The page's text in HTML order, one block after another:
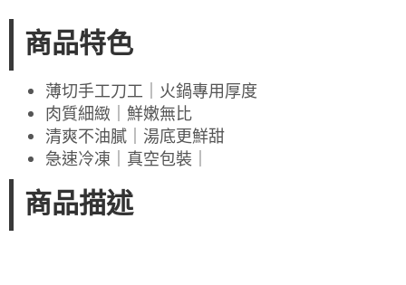
商品特色
薄切手工刀工｜火鍋專用厚度
肉質細緻｜鮮嫩無比
清爽不油膩｜湯底更鮮甜
急速冷凍｜真空包裝｜
商品描述